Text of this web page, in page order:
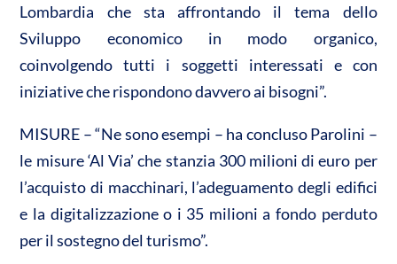
Lombardia che sta affrontando il tema dello
Sviluppo economico in modo organico,
coinvolgendo tutti i soggetti interessati e con
iniziative che rispondono davvero ai bisogni”.
MISURE – “Ne sono esempi – ha concluso Parolini –
le misure ‘Al Via’ che stanzia 300 milioni di euro per
l’acquisto di macchinari, l’adeguamento degli edifici
e la digitalizzazione o i 35 milioni a fondo perduto
per il sostegno del turismo”.